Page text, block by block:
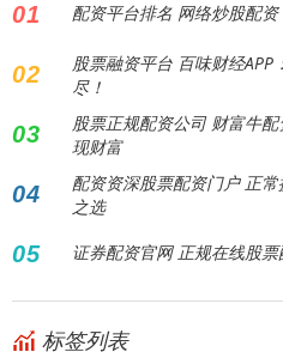
01 配资平台排名 网络炒股配
02
股票融资平台 百味财经
尽！
03
股票正规配资公司 财富牛
现财富
04
配资资深股票配资门户 正
之选
05 证券配资官网 正规在线股
标签列表